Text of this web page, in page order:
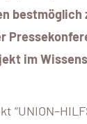
bestmöglich
im